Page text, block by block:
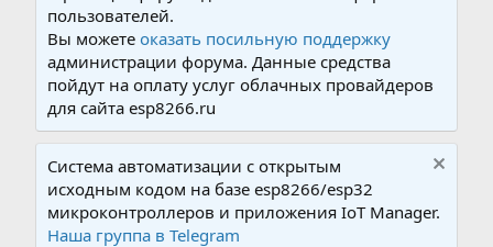
пользователей.
Вы можетеоказать посильную поддержку
администрации форума. Данные средства
пойдут на оплату услуг облачных провайдеров
для сайта esp8266.ru
Система автоматизации с открытым
исходным кодом на базе esp8266/esp32
микроконтроллеров и приложения IoT Manager.
Наша группа в Telegram